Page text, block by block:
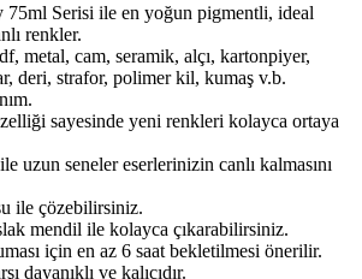
75ml Serisi ile en yoğun pigmentli, ideal
renkler.
metal, cam, seramik, alçı, kartonpiyer,
deri, strafor, polimer kil, kumaş v.b.
sayesinde yeni renkleri kolayca ortaya
uzun seneler eserlerinizin canlı kalmasını
ile çözebilirsiniz.
mendil ile kolayca çıkarabilirsiniz.
için en az 6 saat bekletilmesi önerilir.
dayanıklı ve kalıcıdır.